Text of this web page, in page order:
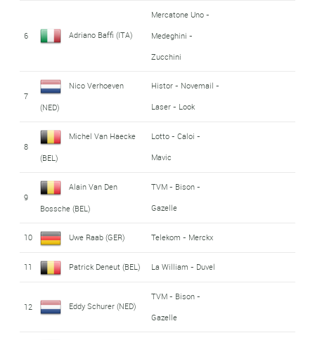
6 Adriano Baffi (ITA)
Mercatone Uno -
Medeghini -
Zucchini
7
Nico Verhoeven
(NED)
Histor - Novemail -
Laser - Look
8
Michel Van Haecke
(BEL)
Lotto - Caloi -
Mavic
9
Alain Van Den
Bossche (BEL)
TVM - Bison -
Gazelle
10 Uwe Raab (GER) Telekom - Merckx
11 Patrick Deneut (BEL) La William - Duvel
12 Eddy Schurer (NED)
TVM - Bison -
Gazelle